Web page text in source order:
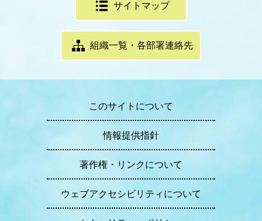
サイトマップ
組織一覧・各部署連絡先
このサイトについて
情報提供指針
著作権・リンクについて
ウェブアクセシビリティについて